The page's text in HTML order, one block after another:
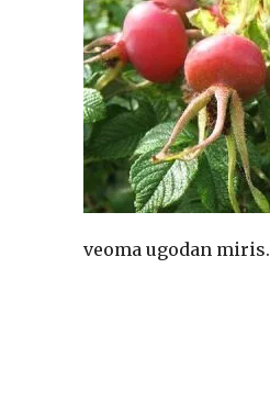
veoma ugodan miris.